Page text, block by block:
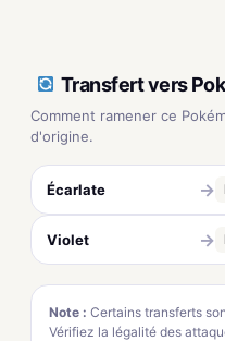
Transfert vers
Comment ramener ce
d'origine.
Écarlate →
Violet →
Note : Certains transferts
Vérifiez la légalité des